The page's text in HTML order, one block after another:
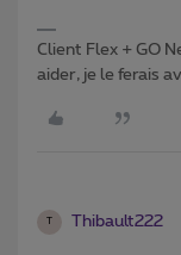
Client Flex + GO
aider, je le ferais
Thibault222